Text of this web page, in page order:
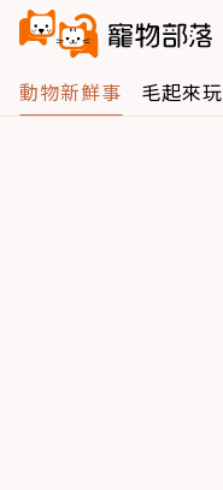
動物新鮮事 毛起來玩